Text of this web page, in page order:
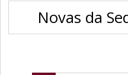
Novas da